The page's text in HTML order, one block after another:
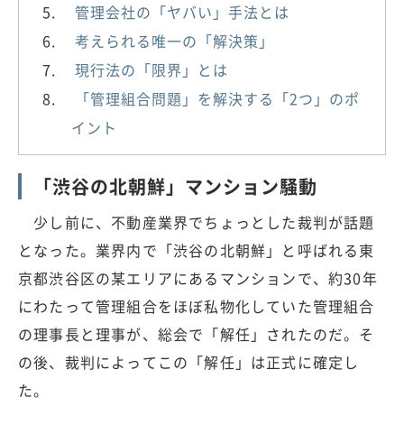
管理会社の「ヤバい」手法とは
考えられる唯一の「解決策」
現行法の「限界」とは
「管理組合問題」を解決する「2つ」のポ
イント
「渋谷の北朝鮮」マンション騒動
少し前に、不動産業界でちょっとした裁判が話題
となった。業界内で「渋谷の北朝鮮」と呼ばれる東
京都渋谷区の某エリアにあるマンションで、約30年
にわたって管理組合をほぼ私物化していた管理組合
の理事長と理事が、総会で「解任」されたのだ。そ
の後、裁判によってこの「解任」は正式に確定し
た。